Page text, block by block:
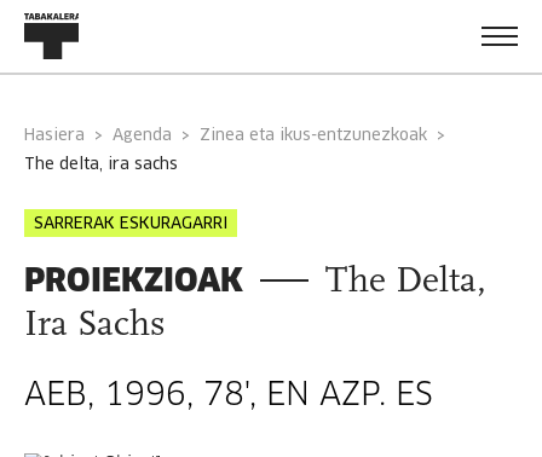
Hasiera Agenda
Zinea eta ikus-entzunezkoak
the delta, ira sachs
SARRERAK ESKURAGARRI
PROIEKZIOAK
The Delta,
Ira Sachs
AEB, 1996, 78', EN AZP. ES